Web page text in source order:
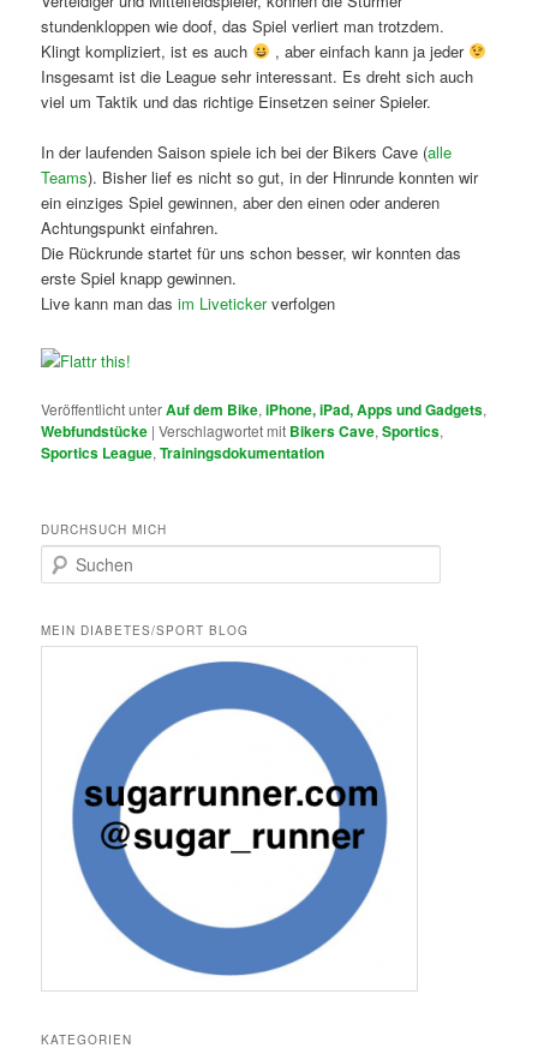
stundenkloppen wie doof, das Spiel verliert man trotzdem.
Klingt kompliziert, ist es auch
, aber einfach kann ja jeder
Insgesamt ist die League sehr interessant. Es dreht sich auch
viel um Taktik und das richtige Einsetzen seiner Spieler.
In der laufenden Saison spiele ich bei der Bikers Cave (alle
Teams). Bisher lief es nicht so gut, in der Hinrunde konnten wir
ein einziges Spiel gewinnen, aber den einen oder anderen
Achtungspunkt einfahren.
Die Rückrunde startet für uns schon besser, wir konnten das
erste Spiel knapp gewinnen.
Live kann man dasim Livetickerverfolgen
Veröffentlicht unterAuf dem Bike,iPhone, iPad, Apps und Gadgets,
Webfundstücke |Verschlagwortet mit Bikers Cave,Sportics,
Sportics League,Trainingsdokumentation
DURCHSUCH MICH
u
h
e
MEIN DIABETES/SPORT BLOG
KATEGORIEN